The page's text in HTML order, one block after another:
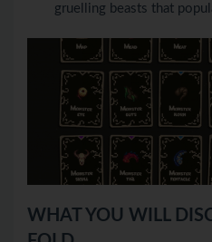
gruelling beasts that
WHAT YOU WILL